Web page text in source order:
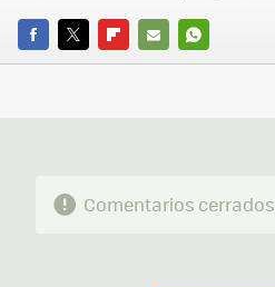
FACEBOOK
TWITTERFLIPBOARD
E-
WHATSAPP
Comentarios cerrados